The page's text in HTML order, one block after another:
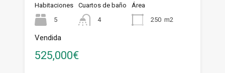
Habitaciones
5
Cuartos de baño
4
Área
250 m2
Vendida
525,000€